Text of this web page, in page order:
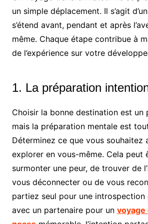
un simple déplacement. Il s’agit
s’étend avant, pendant et après
même. Chaque étape contribue à
de l’expérience sur votre
1. La préparation
Choisir la bonne destination est un
mais la préparation mentale est
Déterminez ce que vous souhaitez
explorer en vous-même. Cela peut
surmonter une peur, de trouver de
vous déconnecter ou de vous
partiez seul pour une introspection
avec un partenaire pour un voyage